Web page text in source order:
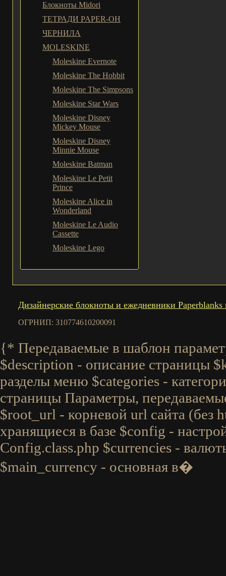
Блокноты Midori
ТЕТРАДИ PAPER-OH
ЧЕРНИЛА
MOLESKINE
Moleskine Evernote
Moleskine The Hobbit
Moleskine The Simpsons
Moleskine Star Wars
Moleskine Disney
Mickey Mouse
Moleskine Disney
Minnie Mouse
Moleskine Batman
Moleskine Le Petit
Prince
Moleskine Alice in
Wonderland
Moleskine Le Audio
Cassette
Moleskine Lego
Дизайнерские блокноты и ежедневники
ОГРНИП: 310774610200091
{* Передаваемые в шаблон
$description - описание страницы
разделы меню $categories -
страницы Параметры,
$root_url - корневой url сайта (без
хранящиеся в базе $config -
Config.class.php $currencies -
$main_currency - основная в�